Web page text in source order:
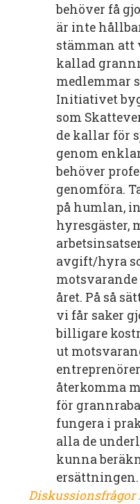
behöver få
är inte
stämman att
kallad
medlemmar
Initiativet
som
de kallar för
genom
behöver
genomföra.
på humlan,
hyresgäster,
avgift/hyra
året. På så
vi får saker
billigare
ut
återkomma
för
fungera i
alla de
kunna
ersättningen.